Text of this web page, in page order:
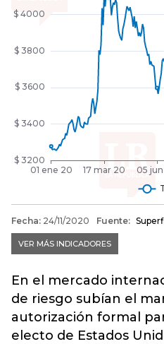
En el mercado
de riesgo subían el
autorización formal
electo de Estados